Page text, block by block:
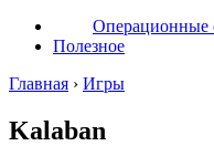
Операционные
Полезное
Главная › Игры
Kalaban